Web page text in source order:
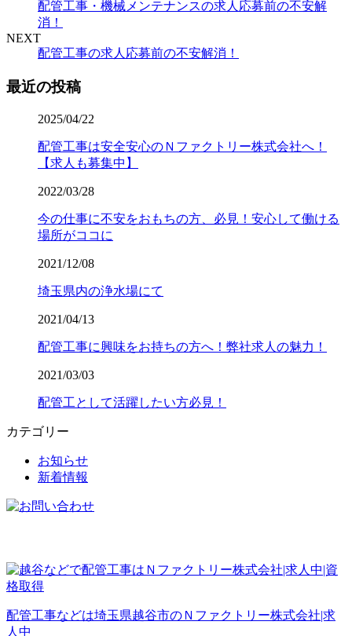
配管工事・機械メンテナンスの求人応募前の不安解
消！
NEXT
配管工事の求人応募前の不安解消！
最近の投稿
2025/04/22
配管工事は安全安心のＮファクトリー株式会社へ！
【求人も募集中】
2022/03/28
今の仕事に不安をおもちの方、必見！安心して働ける
場所がココに
2021/12/08
埼玉県内の浄水場にて
2021/04/13
配管工事に興味をお持ちの方へ！弊社求人の魅力！
2021/03/03
配管工として活躍したい方必見！
カテゴリー
お知らせ
新着情報
配管工事などは埼玉県越谷市のＮファクトリー株式会社|求
人中